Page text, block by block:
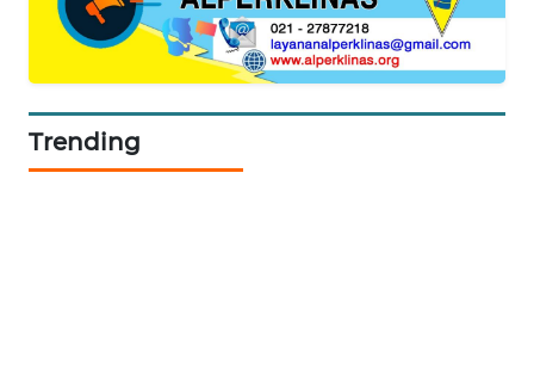
Trending
WAHANA
HEALTH
WAHANA
DESA
WISATA